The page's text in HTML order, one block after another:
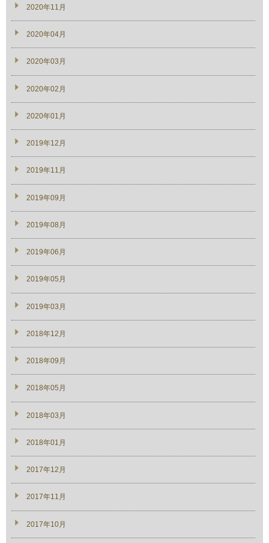
2020年11月
2020年04月
2020年03月
2020年02月
2020年01月
2019年12月
2019年11月
2019年09月
2019年08月
2019年06月
2019年05月
2019年03月
2018年12月
2018年09月
2018年05月
2018年03月
2018年01月
2017年12月
2017年11月
2017年10月